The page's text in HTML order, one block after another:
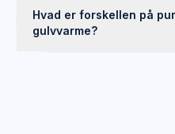
Hvad er forskellen på
gulvvarme?